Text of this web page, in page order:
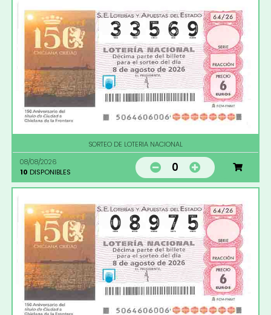
SORTEO DE LOTERIA NACIONAL
08/08/2026
10 DISPONIBLES 0